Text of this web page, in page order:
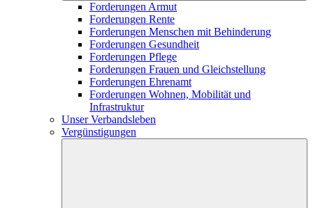
Forderungen Armut
Forderungen Rente
Forderungen Menschen mit Behinderung
Forderungen Gesundheit
Forderungen Pflege
Forderungen Frauen und Gleichstellung
Forderungen Ehrenamt
Forderungen Wohnen, Mobilität und
Infrastruktur
Unser Verbandsleben
Vergünstigungen